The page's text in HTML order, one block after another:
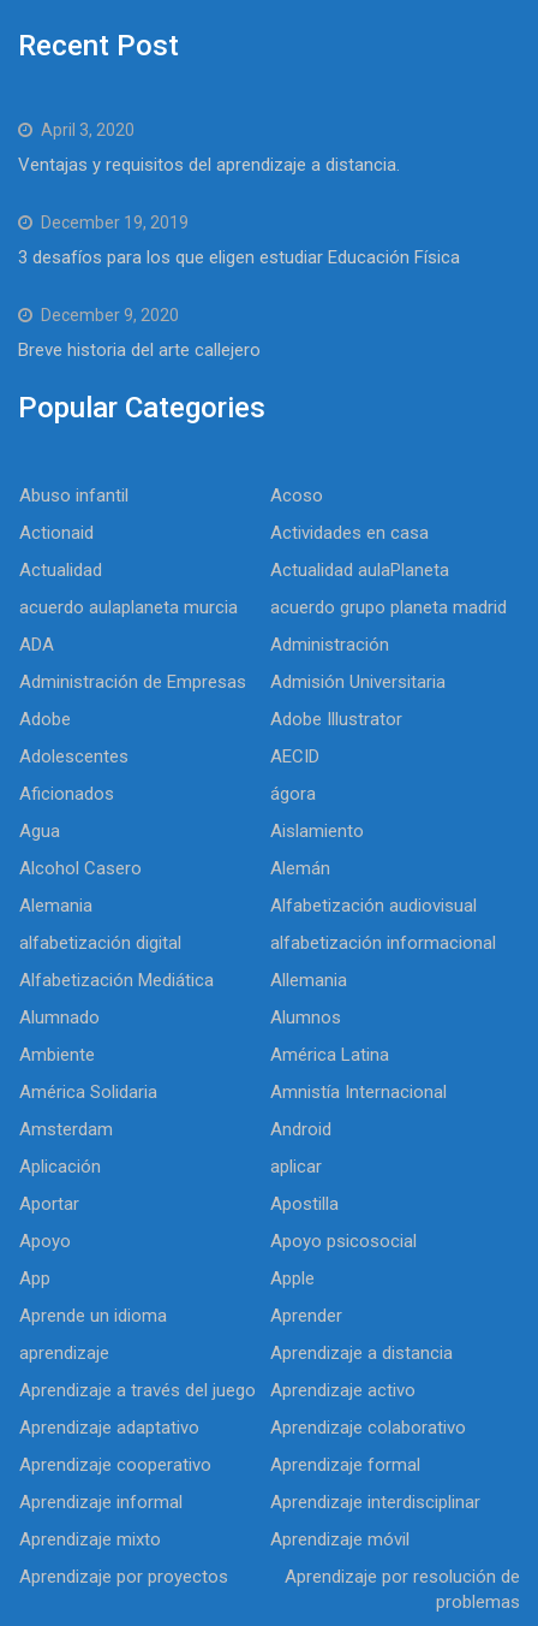
Recent Post
April 3, 2020
Ventajas y requisitos del aprendizaje a distancia.
December 19, 2019
3 desafíos para los que eligen estudiar Educación Física
December 9, 2020
Breve historia del arte callejero
Popular Categories
Abuso infantil
Acoso
Actionaid
Actividades en casa
Actualidad
Actualidad aulaPlaneta
acuerdo aulaplaneta murcia
acuerdo grupo planeta madrid
ADA
Administración
Administración de Empresas
Admisión Universitaria
Adobe
Adobe Illustrator
Adolescentes
AECID
Aficionados
ágora
Agua
Aislamiento
Alcohol Casero
Alemán
Alemania
Alfabetización audiovisual
alfabetización digital
alfabetización informacional
Alfabetización Mediática
Allemania
Alumnado
Alumnos
Ambiente
América Latina
América Solidaria
Amnistía Internacional
Amsterdam
Android
Aplicación
aplicar
Aportar
Apostilla
Apoyo
Apoyo psicosocial
App
Apple
Aprende un idioma
Aprender
aprendizaje
Aprendizaje a distancia
Aprendizaje a través del juego
Aprendizaje activo
Aprendizaje adaptativo
Aprendizaje colaborativo
Aprendizaje cooperativo
Aprendizaje formal
Aprendizaje informal
Aprendizaje interdisciplinar
Aprendizaje mixto
Aprendizaje móvil
Aprendizaje por proyectos
Aprendizaje por resolución de
problemas